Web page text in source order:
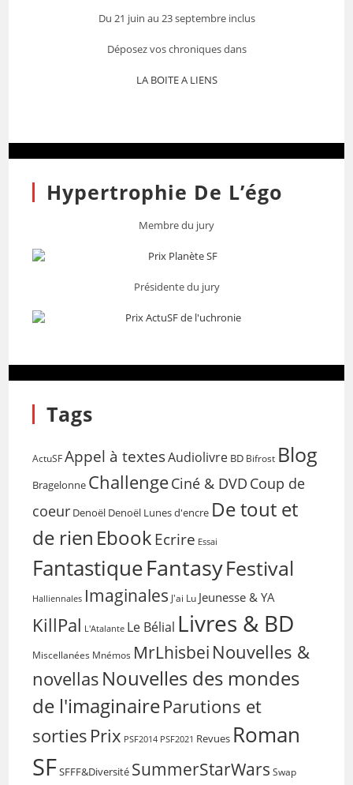
Du 21 juin au 23 septembre inclus
Déposez vos chroniques dans
LA BOITE A LIENS
Hypertrophie De L’égo
Membre du jury
Présidente du jury
Tags
ActuSF Appel à textesAudiolivre BD Bifrost Blog
Bragelonne ChallengeCiné & DVD Coup de
coeur Denoël Denoël Lunes d'encre De tout et
de rien EbookEcrire Essai
FantastiqueFantasyFestival
Halliennales Imaginales J'ai Lu Jeunesse & YA
KillPal L'Atalante Le Bélial Livres & BD
Miscellanées Mnémos MrLhisbei Nouvelles &
novellas Nouvelles des mondes
de l'imaginaireParutions et
sorties Prix PSF2014 PSF2021 Revues Roman
SFSFFF&Diversité SummerStarWars Swap